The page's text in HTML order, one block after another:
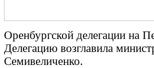
Оренбургской делегации на
Делегацию возглавила
Семивеличенко.